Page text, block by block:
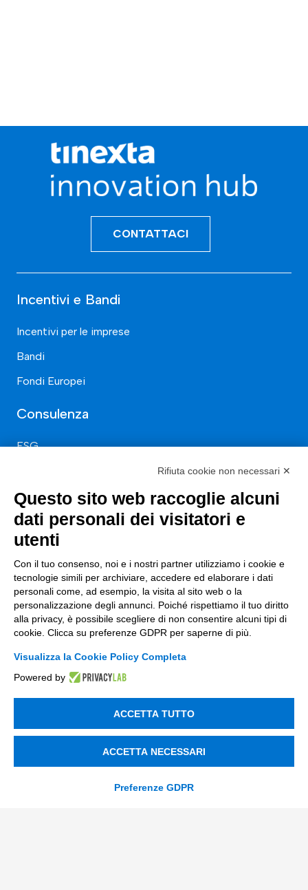
CONTATTACI
Incentivi e Bandi
Incentivi per le imprese
Bandi
Fondi Europei
Consulenza
ESG
Nuovi Mercati
Innovazione di prodotto e processo
Digital Marketing
Data & BI
Trasformazione Digitale
Compliance Normativa Integrata
Soluzioni Digitali
Smart Factory
Soluzioni Custom
Rifiuta cookie non necessari ✕
Questo sito web raccoglie alcuni
dati personali dei visitatori e
utenti
Con il tuo consenso, noi e i nostri partner utilizziamo i cookie e
tecnologie simili per archiviare, accedere ed elaborare i dati
personali come, ad esempio, la visita al sito web o la
personalizzazione degli annunci. Poiché rispettiamo il tuo diritto
alla privacy, è possibile scegliere di non consentire alcuni tipi di
cookie. Clicca su preferenze GDPR per saperne di più.
Visualizza la Cookie Policy Completa
Powered by
ACCETTA TUTTO
ACCETTA NECESSARI
Preferenze GDPR